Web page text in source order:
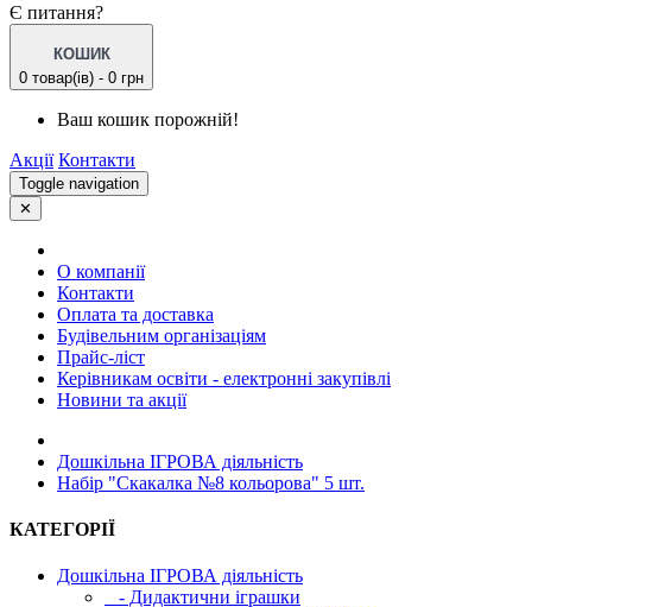
Є питання?
КОШИК
0 товар(ів) - 0 грн
Ваш кошик порожній!
Акції Контакти
Toggle navigation
✕
О компанії
Контакти
Оплата та доставка
Будівельним організаціям
Прайс-ліст
Керівникам освіти - електронні закупівлі
Новини та акції
Дошкільна ІГРОВА діяльність
Набір "Скакалка №8 кольорова" 5 шт.
КАТЕГОРІЇ
Дошкільна ІГРОВА діяльність
- Дидактични іграшки